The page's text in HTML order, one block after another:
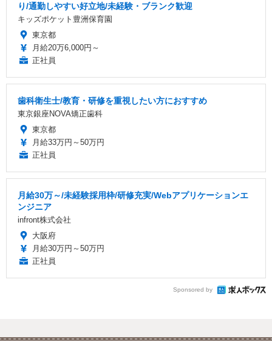
り/通勤しやすい好立地/未経験・ブランク歓迎
キッズポケット豊洲保育園
東京都
月給20万6,000円～
正社員
歯科衛生士/教育・研修を重視したい方におすすめ
東京銀座NOVA矯正歯科
東京都
月給33万円～50万円
正社員
月給30万～/未経験採用枠/研修充実/Webアプリケーションエ
ンジニア
infront株式会社
大阪府
月給30万円～50万円
正社員
Sponsored by